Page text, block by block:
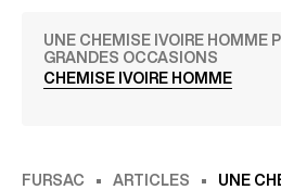
UNE CHEMISE IVOIRE HOMME
GRANDES OCCASIONS
CHEMISE IVOIRE HOMME
FURSAC ARTICLES UNE